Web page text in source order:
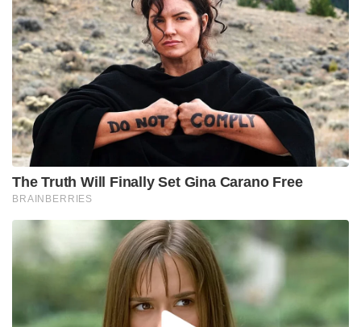
The Truth Will Finally Set Gina Carano Free
BRAINBERRIES